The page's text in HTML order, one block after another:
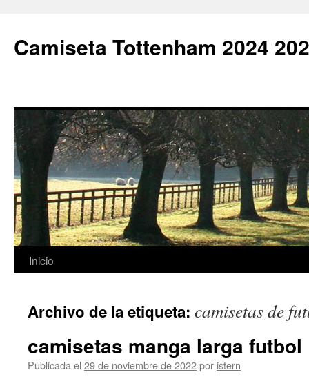
Camiseta Tottenham 2024
Saltar
contenido
Inicio
Archivo de la etiqueta: camisetas de
camisetas manga larga futbol
Publicada el 29 de noviembre de 2022por istern